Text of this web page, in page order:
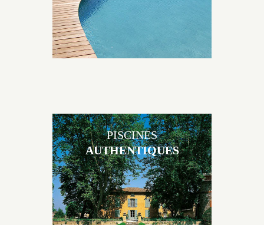
Les piscines en béton authentiques Jacques Brens se
démarquent par la noblesse des matériaux
utilisés pour garder un aspect ancien, retrouver une
PISCINES
AUTHENTIQUES